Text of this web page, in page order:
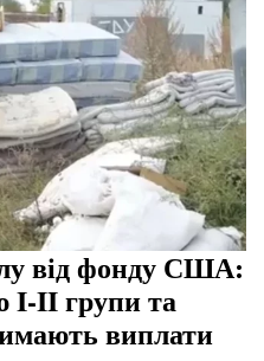
від фонду США:
I-II групи та
виплати